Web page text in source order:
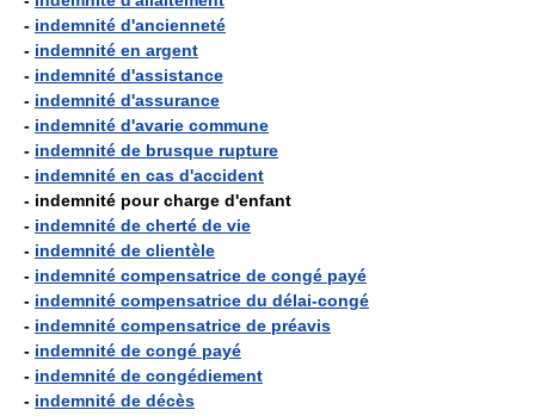
- indemnité d'ancienneté
- indemnité en argent
- indemnité d'assistance
- indemnité d'assurance
- indemnité d'avarie commune
- indemnité de brusque rupture
- indemnité en cas d'accident
- indemnité pour charge d'enfant
- indemnité de cherté de vie
- indemnité de clientèle
- indemnité compensatrice de congé payé
- indemnité compensatrice du délai-congé
- indemnité compensatrice de préavis
- indemnité de congé payé
- indemnité de congédiement
- indemnité de décès